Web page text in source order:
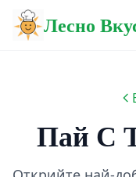
Лесно
Пай С